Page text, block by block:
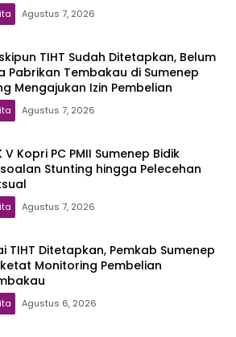
Agustus 7, 2026
TIHT Sudah Ditetapkan, Belum
Pabrikan Tembakau di Sumenep
Mengajukan Izin Pembelian
Agustus 7, 2026
V Kopri PC PMII Sumenep Bidik
Stunting hingga Pelecehan
Agustus 7, 2026
TIHT Ditetapkan, Pemkab Sumenep
Monitoring Pembelian
Agustus 6, 2026